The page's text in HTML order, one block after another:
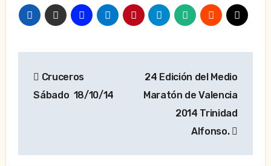
de
Cruceros
Sábado 18/10/14
24 Edición del Medio
Maratón de Valencia
2014 Trinidad
Alfonso.